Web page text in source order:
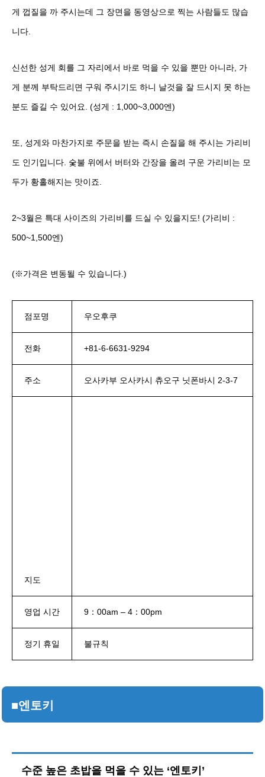
게 껍질을 까 주시는데 그 장면을 동영상으로 찍는 사람들도 많습
니다.
신선한 성게 회를 그 자리에서 바로 먹을 수 있을 뿐만 아니라, 가
게 분께 부탁드리면 구워 주시기도 하니 날것을 잘 드시지 못 하는
분도 즐길 수 있어요. (성게 : 1,000~3,000엔)
또, 성게와 마찬가지로 주문을 받는 즉시 손질을 해 주시는 가리비
도 인기입니다. 숯불 위에서 버터와 간장을 올려 구운 가리비는 모
두가 황홀해지는 맛이죠.
2~3월은 특대 사이즈의 가리비를 드실 수 있을지도! (가리비 :
500~1,500엔)
(※가격은 변동될 수 있습니다.)
점포명 우오후쿠
전화 +81-6-6631-9294
주소 오사카부 오사카시 츄오구 닛폰바시 2-3-7
지도
영업 시간 9：00am – 4：00pm
정기 휴일 불규칙
■엔토키
수준 높은 초밥을 먹을 수 있는 ‘엔토키’